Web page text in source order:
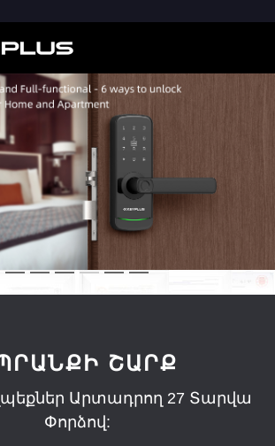
ՇԱՐՔ
Արտադրող 27 Տարվա
Փորձով: